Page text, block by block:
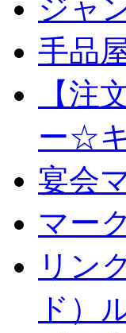
ジャ
手品
【注
ー☆
宴会
マー
リン
ド）